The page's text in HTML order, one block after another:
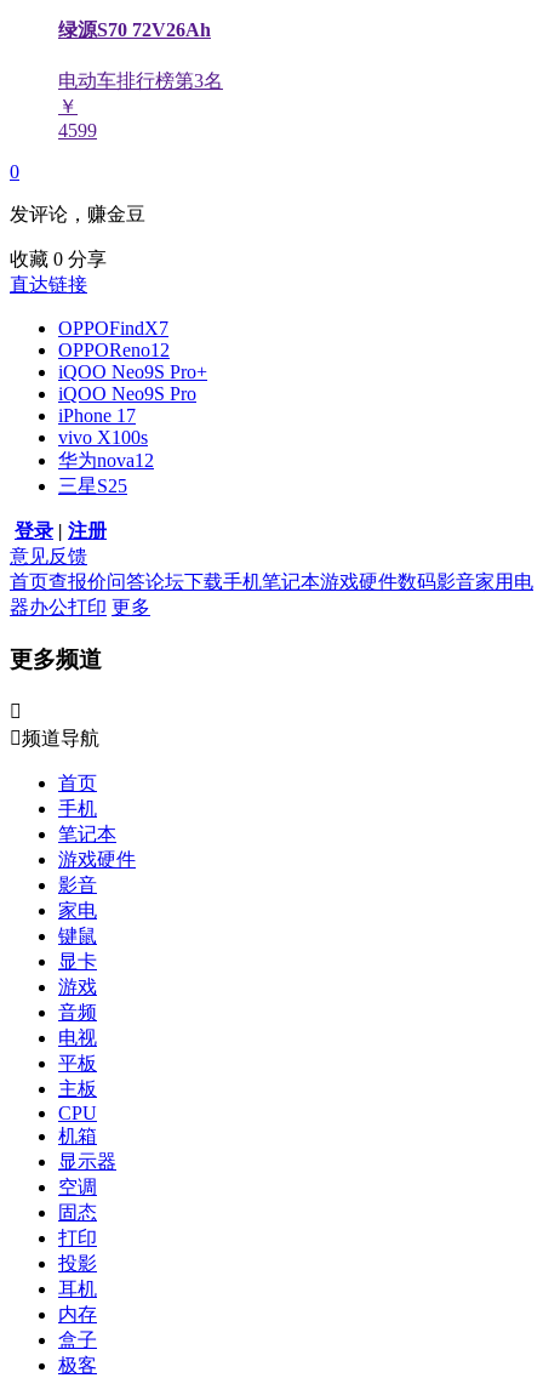
绿源S70 72V26Ah
电动车排行榜第3名
￥
4599
0
发评论，赚金豆
收藏 0 分享
直达链接
OPPOFindX7
OPPOReno12
iQOO Neo9S Pro+
iQOO Neo9S Pro
iPhone 17
vivo X100s
华为nova12
三星S25
登录 | 注册
意见反馈
首页查报价问答论坛下载手机笔记本游戏硬件数码影音家用电
器办公打印 更多
更多频道

频道导航
首页
手机
笔记本
游戏硬件
影音
家电
键鼠
显卡
游戏
音频
电视
平板
主板
CPU
机箱
显示器
空调
固态
打印
投影
耳机
内存
盒子
极客